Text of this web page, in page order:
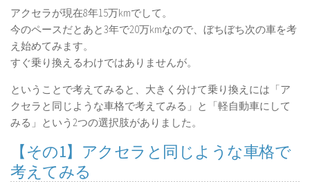
アクセラが現在8年15万kmでして。
今のペースだとあと3年で20万kmなので、ぼちぼち次の車を考
え始めてみます。
すぐ乗り換えるわけではありませんが。
ということで考えてみると、大きく分けて乗り換えには「ア
クセラと同じような車格で考えてみる」と「軽自動車にして
みる」という2つの選択肢がありました。
【その1】アクセラと同じような車格で
考えてみる